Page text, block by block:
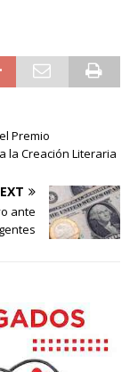
Premio
la Creación Literaria
ante